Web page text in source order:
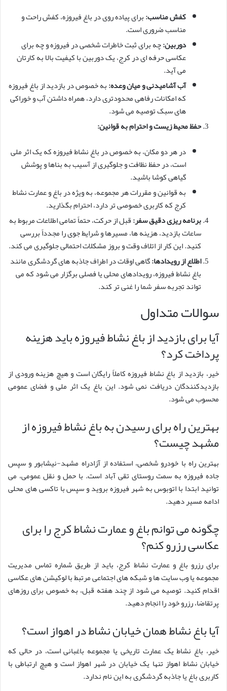
کفش مناسب:برای پیاده روی در باغ فیروزه، کفش راحت و
مناسب ضروری است.
دوربین:چه برای ثبت خاطرات شخصی در فیروزه و چه برای
عکاسی حرفه ای در کرج، یک دوربین با کیفیت بالا به کارتان
می آید.
آب آشامیدنی و میان وعده:به خصوص در بازدید از باغ فیروزه
که امکانات رفاهی محدودتری دارد، همراه داشتن آب و خوراکی
های سبک توصیه می شود.
حفظ محیط زیست و احترام به قوانین:
در هر دو مکان، به خصوص در باغ نشاط فیروزه که یک اثر ملی
است، در حفظ نظافت و جلوگیری از آسیب به بناها و پوشش
گیاهی کوشا باشید.
به قوانین و مقررات هر مجموعه، به ویژه در باغ و عمارت نشاط
کرج که کاربری خصوصی تر دارد، احترام بگذارید.
برنامه ریزی دقیق سفر:قبل از حرکت، حتماً تمامی اطلاعات مربوط به
ساعات بازدید، هزینه ها، مسیرها و شرایط جوی را مجدداً بررسی
کنید. این کار از اتلاف وقت و بروز مشکلات احتمالی جلوگیری می کند.
اطلاع از رویدادها:گاهی اوقات در اطراف جاذبه های گردشگری مانند
باغ نشاط فیروزه، رویدادهای محلی یا فصلی برگزار می شود که می
تواند تجربه سفر شما را غنی تر کند.
سوالات متداول
آیا برای بازدید از باغ نشاط فیروزه باید هزینه
پرداخت کرد؟
خیر، بازدید از باغ نشاط فیروزه کاملاً رایگان است و هیچ هزینه ورودی از
بازدیدکنندگان دریافت نمی شود. این باغ یک اثر ملی و فضای عمومی
محسوب می شود.
بهترین راه برای رسیدن به باغ نشاط فیروزه از
مشهد چیست؟
بهترین راه با خودرو شخصی، استفاده از آزادراه مشهد-نیشابور و سپس
جاده فیروزه به سمت روستای تقی آباد است. با حمل و نقل عمومی، می
توانید ابتدا با اتوبوس به شهر فیروزه بروید و سپس با تاکسی های محلی
ادامه مسیر دهید.
چگونه می توانم باغ و عمارت نشاط کرج را برای
عکاسی رزرو کنم؟
برای رزرو باغ و عمارت نشاط کرج، باید از طریق شماره تماس مدیریت
مجموعه یا وب سایت ها و شبکه های اجتماعی مرتبط با لوکیشن های عکاسی
اقدام کنید. توصیه می شود از چند هفته قبل، به خصوص برای روزهای
پرتقاضا، رزرو خود را انجام دهید.
آیا باغ نشاط همان خیابان نشاط در اهواز است؟
خیر، باغ نشاط یک عمارت تاریخی یا مجموعه باغبانی است، در حالی که
خیابان نشاط اهواز تنها یک خیابان در شهر اهواز است و هیچ ارتباطی با
کاربری باغ یا جاذبه گردشگری به این نام ندارد.